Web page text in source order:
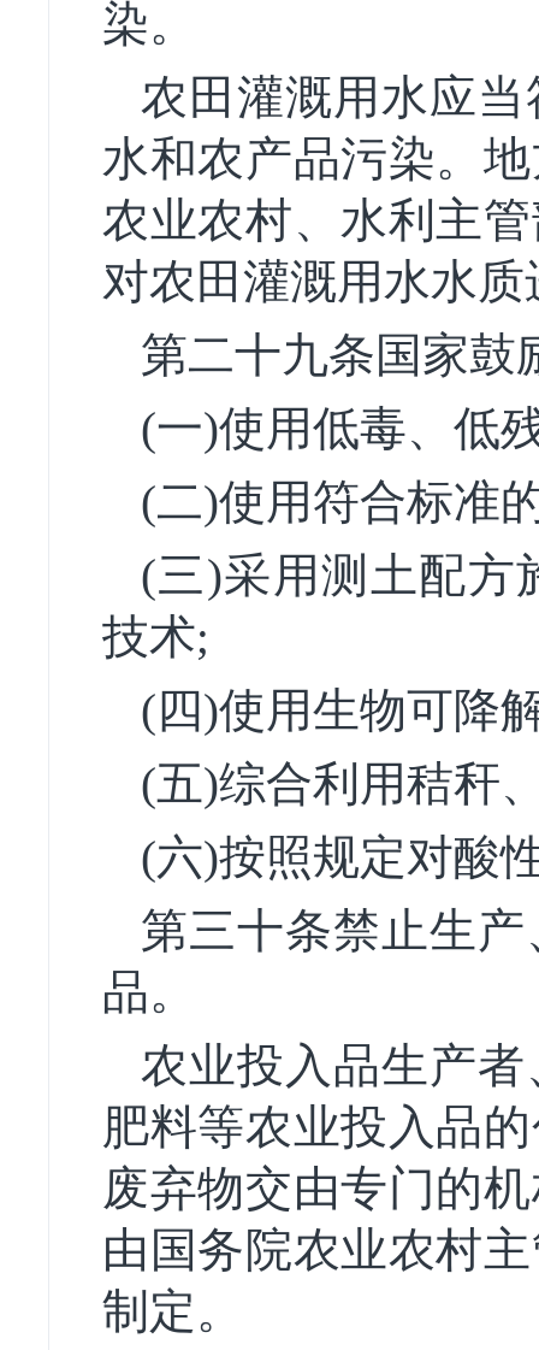
染。
农田灌溉用水应
水和农产品污染。
农业农村、水利主
对农田灌溉用水水
第二十九条国家鼓
(一)使用低毒、低
(二)使用符合标准
(三)采用测土配方
技术;
(四)使用生物可降
(五)综合利用秸秆
(六)按照规定对酸
第三十条禁止生
品。
农业投入品生产
肥料等农业投入品
废弃物交由专门的
由国务院农业农村
制定。